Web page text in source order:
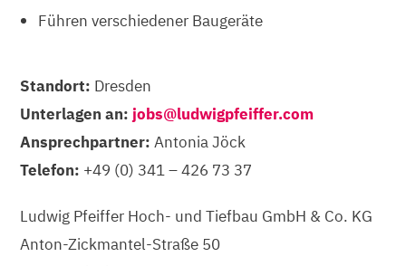
Führen verschiedener Baugeräte
Standort: Dresden
Unterlagen an: jobs@ludwigpfeiffer.com
Ansprechpartner: Antonia Jöck
Telefon: +49 (0) 341 – 426 73 37
Ludwig Pfeiffer Hoch- und Tiefbau GmbH & Co. KG
Anton-Zickmantel-Straße 50